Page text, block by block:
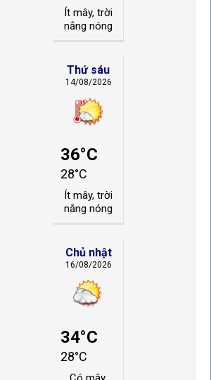
Ít mây, trời
nắng nóng
Thứ sáu
14/08/2026
36°C
28°C
Ít mây, trời
nắng nóng
Chủ nhật
16/08/2026
34°C
28°C